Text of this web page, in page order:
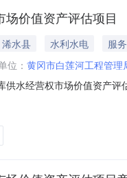
价值资产评估项目
水县 水利水电
服务
位： 黄冈市白莲河工程管理
供水经营权市场价值资产